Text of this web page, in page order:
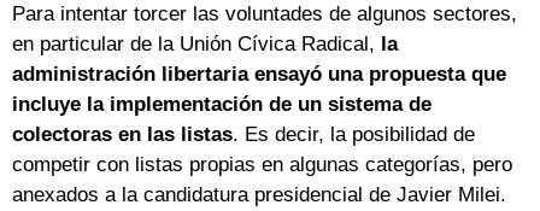
Para intentar torcer las voluntades de algunos sectores,
en particular de la Unión Cívica Radical, la
administración libertaria ensayó una propuesta que
incluye la implementación de un sistema de
colectoras en las listas. Es decir, la posibilidad de
competir con listas propias en algunas categorías, pero
anexados a la candidatura presidencial de Javier Milei.